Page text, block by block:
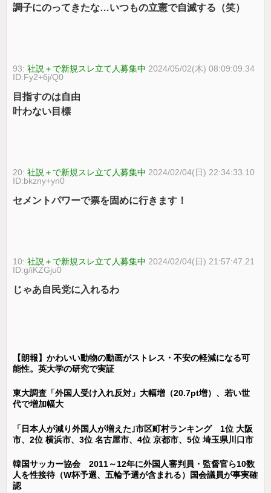
調子にのってきたな…いつもの立憲で自滅する（笑）
93:社説＋で新規スレ立て人募集中 2024/05/02(木) 08:09:09.34
ID:Fy2+6j/Q0
目指すのは自由
叶わない目標
20:社説＋で新規スレ立て人募集中 2024/02/04(日) 22:34:33.10
ID:bkzny+yn0
セメントパワーで票を固めに行きます！
10:社説＋で新規スレ立て人募集中 2024/02/04(日) 21:57:47.21
ID:g/iKZGju0
じゃあ自民党に入れるわ
【朗報】かわいい動物の動画がストレス・不安の軽減になる可
能性。英大学の研究で実証
東大調査「外国人受け入れ反対」大幅増（20.7pt増）、若い世
代で増加幅大
「日本人が減り外国人が増えた｣市区町村ランキング 1位 大阪
市、2位 横浜市、3位 名古屋市、4位 京都市、5位 埼玉県川口市
韓国サッカー協会 2011～12年に外国人審判員・監督官ら10数
人を性接待（W杯予選、五輪予選が含まれる）国会議員が事実確
認